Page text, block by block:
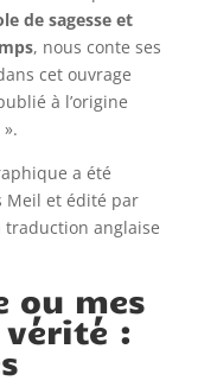
de sagesse et
, nous conte ses
cet ouvrage
à l’origine
a été
Meil et édité par
traduction anglaise
ou mes
vérité :